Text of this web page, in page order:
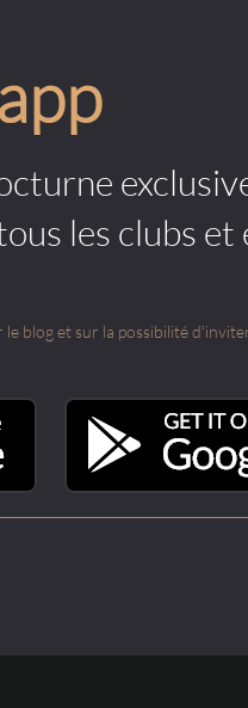
les clubs et
blog et sur la possibilité